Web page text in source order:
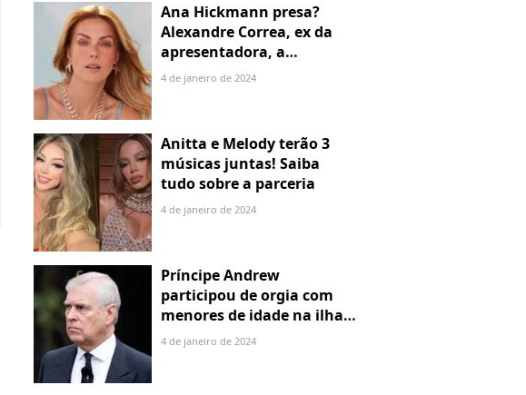
Ana Hickmann presa?
Alexandre Correa, ex da
apresentadora, a
denuncia por alienação
parental
4 de janeiro de 2024
Anitta e Melody terão 3
músicas juntas! Saiba
tudo sobre a parceria
4 de janeiro de 2024
Príncipe Andrew
participou de orgia com
menores de idade na ilha
de Jeffrey Epstein, chefe de
rede de tráfico sexual
4 de janeiro de 2024